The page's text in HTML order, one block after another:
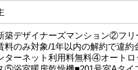
デザイナーズマンション②フリ
料のみ対象/1年以内の解約で違
ターネット利用料無料④オートロ